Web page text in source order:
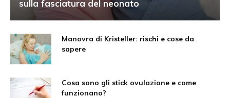
sulla fasciatura del neonato
Manovra di Kristeller: rischi e cose da
sapere
Cosa sono gli stick ovulazione e come
funzionano?